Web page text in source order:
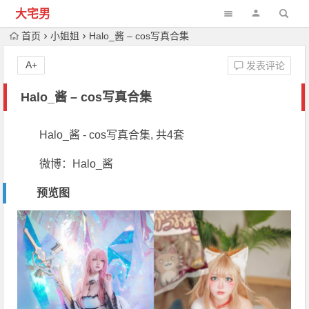
大宅男
首页 小姐姐 Halo_酱 – cos写真合集
Halo_酱 – cos写真合集
发表评论
A+
Halo_酱 - cos写真合集, 共4套
微博：Halo_酱
预览图